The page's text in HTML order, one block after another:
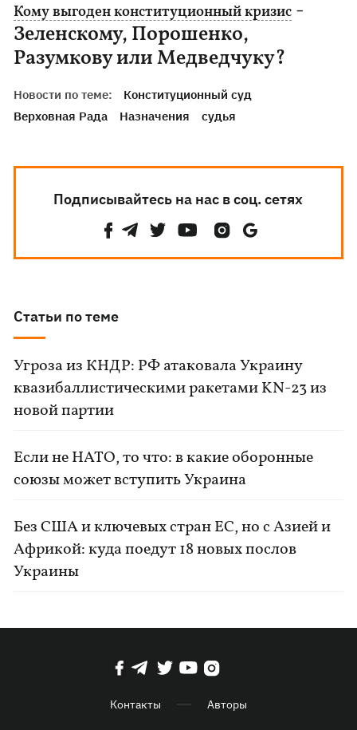
Кому выгоден конституционный кризис -
Зеленскому, Порошенко,
Разумкову или Медведчуку?
Новости по теме:
Конституционный суд
Верховная Рада
Назначения судья
Подписывайтесь на нас в соц. сетях
Статьи по теме
Угроза из КНДР: РФ атаковала Украину
квазибаллистическими ракетами KN-23 из
новой партии
Если не НАТО, то что: в какие оборонные
союзы может вступить Украина
Без США и ключевых стран ЕС, но с Азией и
Африкой: куда поедут 18 новых послов
Украины
Контакты Авторы